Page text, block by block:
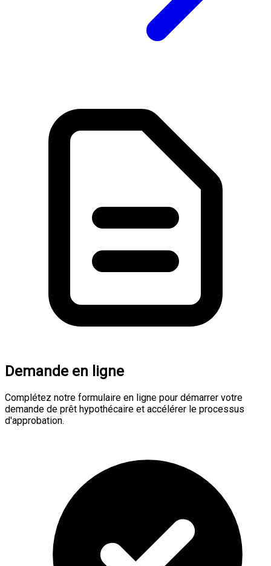
Demande en ligne
Complétez notre formulaire en ligne pour démarrer votre
demande de prêt hypothécaire et accélérer le processus
d'approbation.